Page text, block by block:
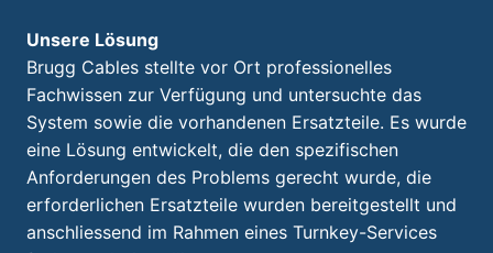
Unsere Lösung
Brugg Cables stellte vor Ort professionelles
Fachwissen zur Verfügung und untersuchte das
System sowie die vorhandenen Ersatzteile. Es wurde
eine Lösung entwickelt, die den spezifischen
Anforderungen des Problems gerecht wurde, die
erforderlichen Ersatzteile wurden bereitgestellt und
anschliessend im Rahmen eines Turnkey-Services